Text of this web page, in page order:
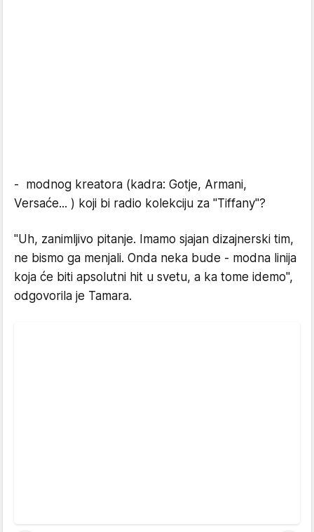
- modnog kreatora (kadra: Gotje, Armani,
Versaće... ) koji bi radio kolekciju za "Tiffany"?
"Uh, zanimljivo pitanje. Imamo sjajan dizajnerski tim,
ne bismo ga menjali. Onda neka bude - modna linija
koja će biti apsolutni hit u svetu, a ka tome idemo",
odgovorila je Tamara.